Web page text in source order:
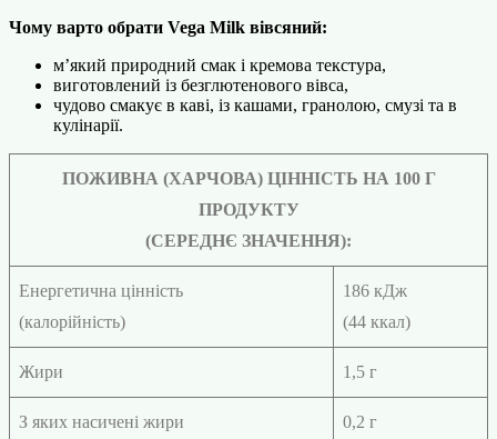
Чому варто обрати Vega Milk вівсяний:
м’який природний смак і кремова текстура,
виготовлений із безглютенового вівса,
чудово смакує в каві, із кашами, гранолою, смузі та в
кулінарії.
ПОЖИВНА (ХАРЧОВА) ЦІННІСТЬ НА 100 Г
ПРОДУКТУ
(СЕРЕДНЄ ЗНАЧЕННЯ):
Енергетична цінність
(калорійність)
186 кДж
(44 ккал)
Жири 1,5 г
З яких насичені жири 0,2 г